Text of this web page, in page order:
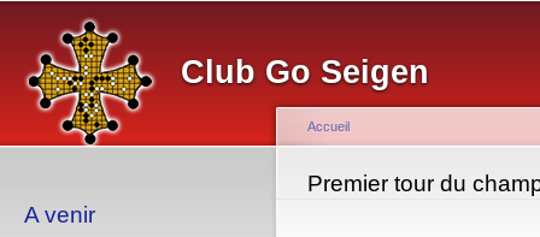
Club Go Seigen
A venir
Vous êtes ici
Accueil
Premier tour du